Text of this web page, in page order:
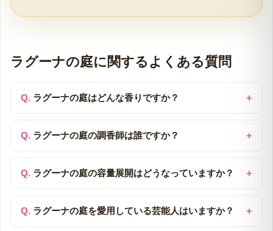
ラグーナの庭に関するよくある質問
ラグーナの庭はどんな香りですか？
ラグーナの庭の調香師は誰ですか？
ラグーナの庭の容量展開はどうなっていますか？
ラグーナの庭を愛用している芸能人はいますか？